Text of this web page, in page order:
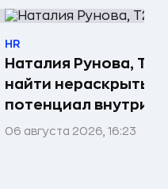
HR
Наталия Рунова, Т2:
найти нераскрытый
потенциал внутри
06 августа 2026, 16:23